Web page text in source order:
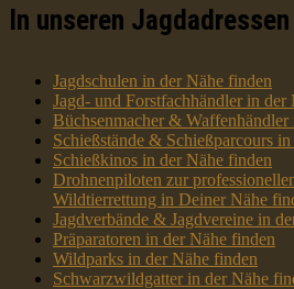
In unseren
Jagdschulen in der Nähe finden
Jagd- und Forstfachhändler in der
Büchsenmacher &
Schießstände & Schießparcours
Schießkinos in der Nähe finden
Drohnenpiloten zur
Wildtierrettung in Deiner Nähe
Jagdverbände & Jagdvereine in
Präparatoren in der Nähe finden
Wildparks in der Nähe finden
Schwarzwildgatter in der Nähe